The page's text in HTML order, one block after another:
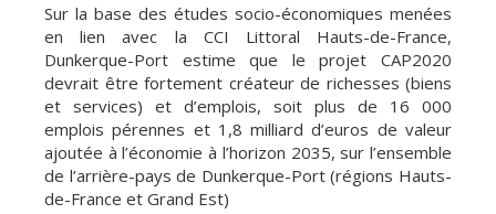
Sur la base des études socio-économiques menées
en lien avec la CCI Littoral Hauts-de-France,
Dunkerque-Port estime que le projet CAP2020
devrait être fortement créateur de richesses (biens
et services) et d’emplois, soit plus de 16 000
emplois pérennes et 1,8 milliard d’euros de valeur
ajoutée à l’économie à l’horizon 2035, sur l’ensemble
de l’arrière-pays de Dunkerque-Port (régions Hauts-
de-France et Grand Est)